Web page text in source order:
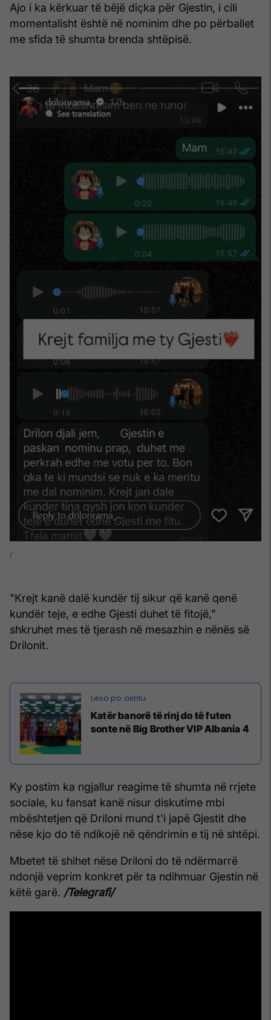
Ajo i ka kërkuar të bëjë diçka për Gjestin, i cili
momentalisht është në nominim dhe po përballet
me sfida të shumta brenda shtëpisë.
"Krejt kanë dalë kundër tij sikur që kanë qenë
kundër teje, e edhe Gjesti duhet të fitojë,"
shkruhet mes të tjerash në mesazhin e nënës së
Drilonit.
Katër banorë të rinj do të futen
sonte në Big Brother VIP Albania 4
Ky postim ka ngjallur reagime të shumta në rrjete
sociale, ku fansat kanë nisur diskutime mbi
mbështetjen që Driloni mund t'i japë Gjestit dhe
nëse kjo do të ndikojë në qëndrimin e tij në shtëpi.
Mbetet të shihet nëse Driloni do të ndërmarrë
ndonjë veprim konkret për ta ndihmuar Gjestin në
këtë garë. /Telegrafi/